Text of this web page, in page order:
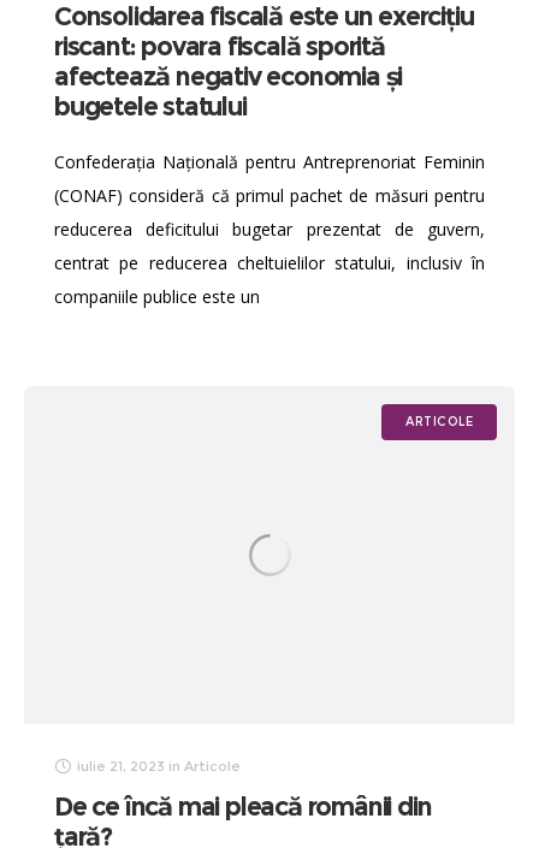
Consolidarea fiscală este un exercițiu
riscant: povara fiscală sporită
afectează negativ economia și
bugetele statului
Confederația Națională pentru Antreprenoriat Feminin
(CONAF) consideră că primul pachet de măsuri pentru
reducerea deficitului bugetar prezentat de guvern,
centrat pe reducerea cheltuielilor statului, inclusiv în
companiile publice este un
ARTICOLE
iulie 21, 2023 in Articole
De ce încă mai pleacă românii din
țară?